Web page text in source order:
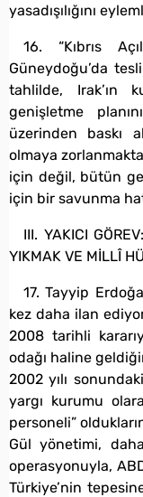
yasadışılığını
16. “Kıbrıs
Güneydoğu’da
tahlilde, Irak’ın
genişletme
üzerinden baskı
olmaya
için değil, bütün
için bir savunma
III. YAKICI
YIKMAK VE MİLLÎ
17. Tayyip
kez daha ilan
2008 tarihli
odağı haline
2002 yılı
yargı kurumu
personeli”
Gül yönetimi,
operasyonuyla,
Türkiye’nin